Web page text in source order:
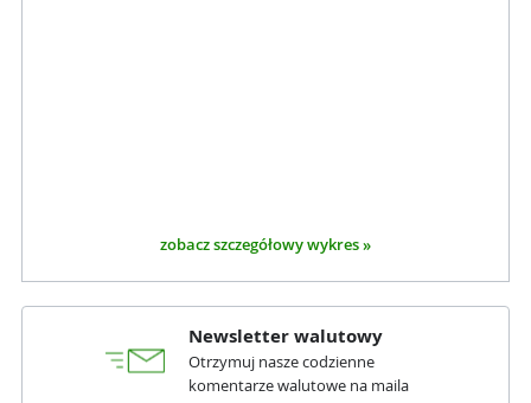
zobacz szczegółowy wykres »
Newsletter walutowy
Otrzymuj nasze codzienne
komentarze walutowe na maila